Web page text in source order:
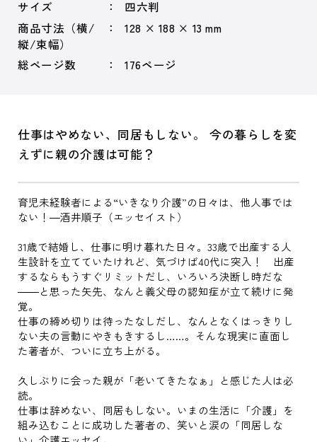
サイズ
四六判
商品寸法（横/
縦/束幅）
128 × 188 × 13 mm
総ページ数 176ページ
仕事はやめない、同居もしない。 今の暮らしを変
えずに親の介護は可能？
育児未経験者による“いきなり介護”の日々は、他人事では
ない！―酒井順子（エッセイスト）
31歳で結婚し、仕事に明け暮れた日々。33歳で出産する人
生設計を立てていたけれど、気づけば40代に突入！ 出産
するならもうすぐリミットだし、いろいろ決断し時だな
――と思った矢先、なんと義父母の認知症が立て続けに発
覚。
仕事の締め切りは待ったなしだし、なんとなくはっきりし
ない夫の言動にやきもきするし……。そんな現実に直面し
た著者が、ついに立ち上がる。
久しぶりに会った親が「老いてきたなぁ」と感じた人は必
読。
仕事は辞めない、同居もしない。いまの生活に「介護」を
組み込むことに成功した著者の、笑いと涙の「同居しな